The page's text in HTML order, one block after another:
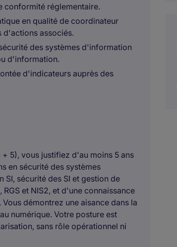
conformité réglementaire.
en qualité de coordinateur
d'actions associés.
des systèmes d'information
d'information.
d'indicateurs auprès des
5), vous justifiez d'au moins 5 ans
en sécurité des systèmes
sécurité des SI et gestion de
et NIS2, et d'une connaissance
démontrez une aisance dans la
numérique. Votre posture est
sans rôle opérationnel ni